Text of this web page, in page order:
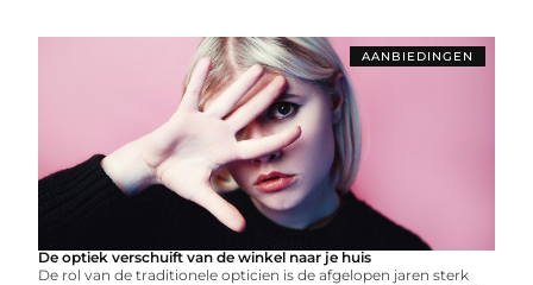
AANBIEDINGEN
De optiek verschuift van de winkel naar je huis
De rol van de traditionele opticien is de afgelopen jaren sterk